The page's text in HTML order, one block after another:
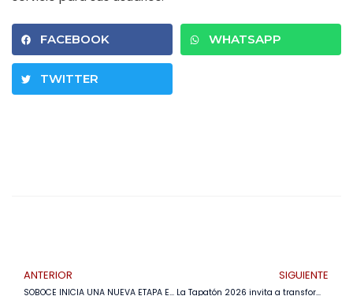
FACEBOOK WHATSAPP
TWITTER
ANTERIOR
SOBOCE INICIA UNA NUEVA ETAPA E INTEGRA SUS MARCAS BAJO UNA IDENTIDAD NACIONAL: CEMENTO SOBOCE
SIGUIENTE
La Tapatón 2026 invita a transformar tapitas en apoyo para niños con cáncer de todo Bolivia